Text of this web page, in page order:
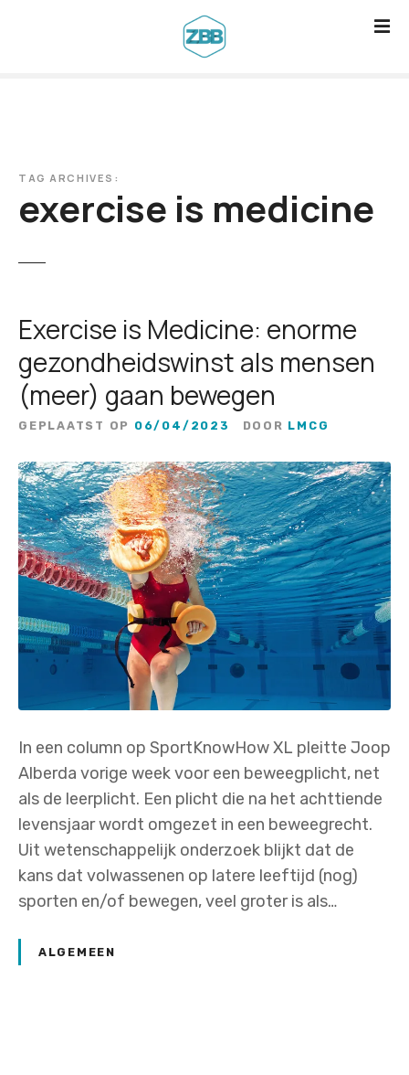
TAG ARCHIVES:
exercise is medicine
Exercise is Medicine: enorme
gezondheidswinst als mensen
(meer) gaan bewegen
GEPLAATST OP 06/04/2023 DOOR LMCG
In een column op SportKnowHow XL pleitte Joop
Alberda vorige week voor een beweegplicht, net
als de leerplicht. Een plicht die na het achttiende
levensjaar wordt omgezet in een beweegrecht.
Uit wetenschappelijk onderzoek blijkt dat de
kans dat volwassenen op latere leeftijd (nog)
sporten en/of bewegen, veel groter is als…
ALGEMEEN